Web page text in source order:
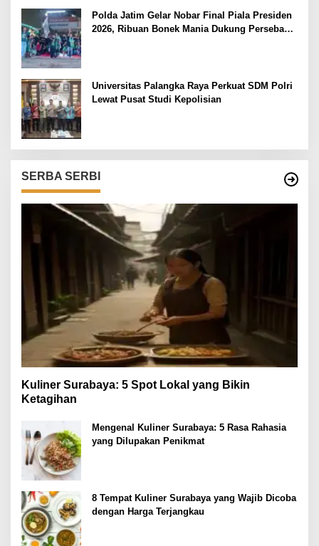
Polda Jatim Gelar Nobar Final Piala Presiden
2026, Ribuan Bonek Mania Dukung Persebaya
Universitas Palangka Raya Perkuat SDM Polri
Lewat Pusat Studi Kepolisian
SERBA SERBI
Kuliner Surabaya: 5 Spot Lokal yang Bikin
Ketagihan
Mengenal Kuliner Surabaya: 5 Rasa Rahasia
yang Dilupakan Penikmat
8 Tempat Kuliner Surabaya yang Wajib Dicoba
dengan Harga Terjangkau